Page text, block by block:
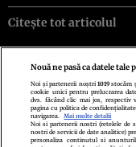
Citește tot articolul
Politica de
Echipa
Nouă ne pasă ca datele
Noi și partenerii noștri1019 stocăm
cookie unici pentru prelucrarea
dvs. făcând clic mai jos,
pagina cu politica de
navigarea.
Mai multe detalii
Noi si partenerii nostri (retelele de
nostri de servicii de date analitice)
personaliza continutul si